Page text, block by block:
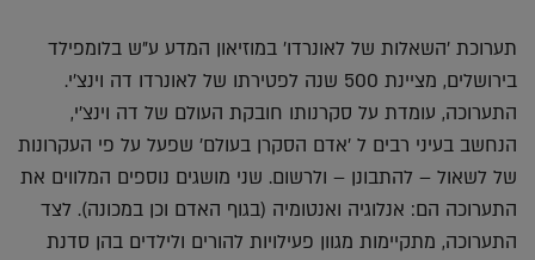
תערוכת 'השאלות של לאונרדו' במוזיאון המדע ע"ש בלומפילד
בירושלים, מציינת 500 שנה לפטירתו של לאונרדו דה וינצ'י.
התערוכה, עומדת על סקרנותו חובקת העולם של דה וינצ'י,
הנחשב בעיני רבים ל 'אדם הסקרן בעולם' שפעל על פי העקרונות
של לשאול – להתבונן – ולרשום. שני מושגים נוספים המלווים את
התערוכה הם: אנלוגיה ואנטומיה (בגוף האדם וכן במכונה). לצד
התערוכה, מתקיימות מגוון פעילויות להורים ולילדים בהן סדנת